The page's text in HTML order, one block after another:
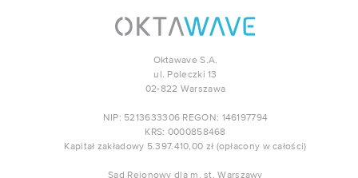
Oktawave S.A.
ul. Poleczki 13
02-822 Warszawa
NIP: 5213633306 REGON: 146197794
KRS: 0000858468
Kapitał zakładowy 5.397.410,00 zł (opłacony w całości)
Sąd Rejonowy dla m. st. Warszawy